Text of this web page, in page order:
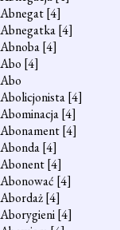
Abnegat[4]
Abnegatka[4]
Abnoba[4]
Abo [4]
Abo
Abolicjonista[4]
Abominacja[4]
Abonament[4]
Abonda[4]
Abonent[4]
Abonować [4]
Abordaż[4]
Aborygieni[4]